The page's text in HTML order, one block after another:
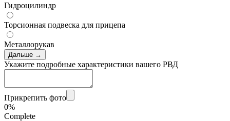
Гидроцилиндр
Торсионная подвеска для прицепа
Металлорукав
Дальше →
Укажите подробные характеристики вашего РВД
Прикрепить фото
0%
Complete